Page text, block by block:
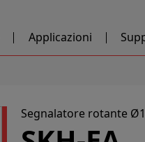
Applicazioni
Segnalatore rotante